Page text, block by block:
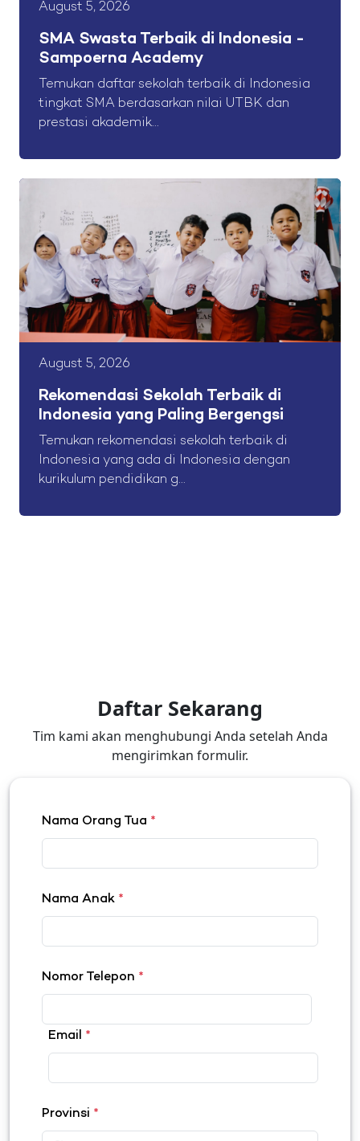
August 5, 2026
SMA Swasta Terbaik di Indonesia -
Sampoerna Academy
Temukan daftar sekolah terbaik di Indonesia
tingkat SMA berdasarkan nilai UTBK dan
prestasi akademik...
August 5, 2026
Rekomendasi Sekolah Terbaik di
Indonesia yang Paling Bergengsi
Temukan rekomendasi sekolah terbaik di
Indonesia yang ada di Indonesia dengan
kurikulum pendidikan g...
Daftar Sekarang
Tim kami akan menghubungi Anda setelah Anda
mengirimkan formulir.
Nama Orang Tua *
Nama Anak *
Nomor Telepon *
Email *
Provinsi *